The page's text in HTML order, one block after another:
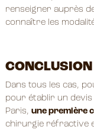
renseigner auprès
connaître les
CONCLUSION
Dans tous les cas,
pour établir un devis
Paris, une première
chirurgie réfractive